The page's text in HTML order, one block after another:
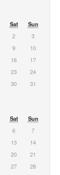
Sat
Sun
2
3
9
10
16
17
23
24
30 31
Sat
Sun
6
7
13
14
20
21
27
28